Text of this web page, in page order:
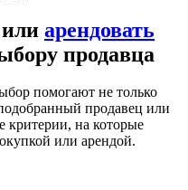
арендовать
продавца
помогают не только
продавец или
на которые
или арендой.